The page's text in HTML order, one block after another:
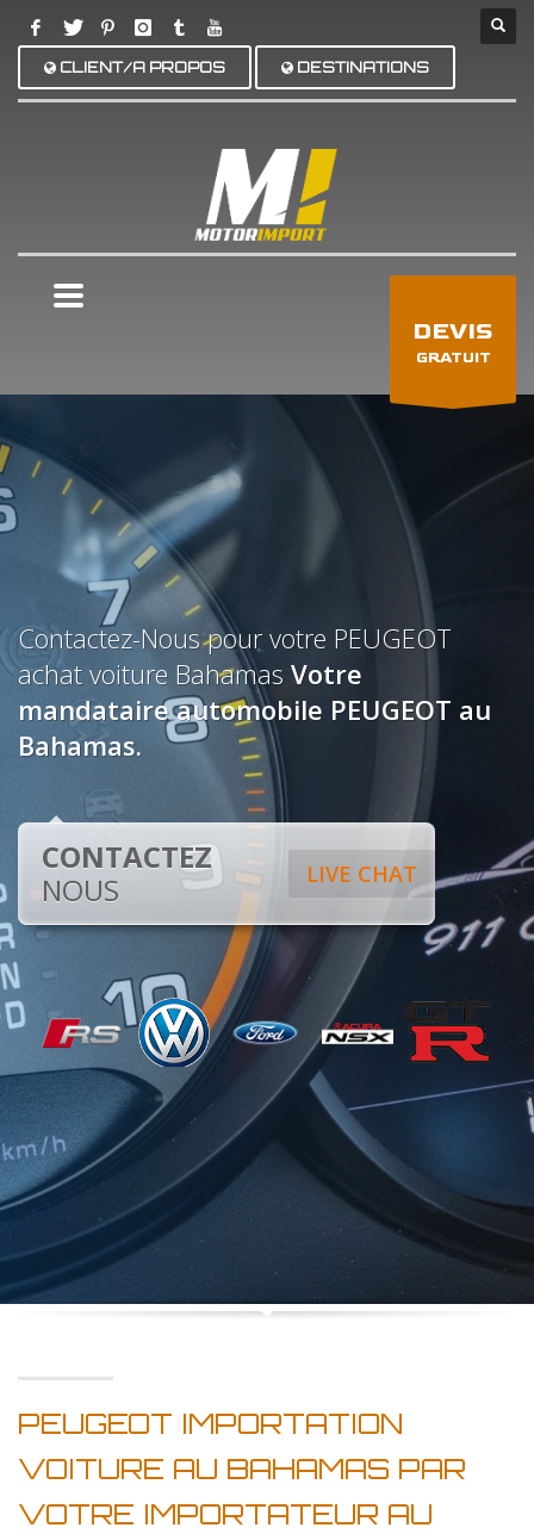
CLIENT/A PROPOS DESTINATIONS
DEVIS
GRATUIT
Contactez-Nous pour votre PEUGEOT
achat voiture Bahamas Votre
mandataire automobile PEUGEOT au
Bahamas.
LIVE CHAT
CONTACTEZ
NOUS
PEUGEOT IMPORTATION
VOITURE AU BAHAMAS PAR
VOTRE IMPORTATEUR AU